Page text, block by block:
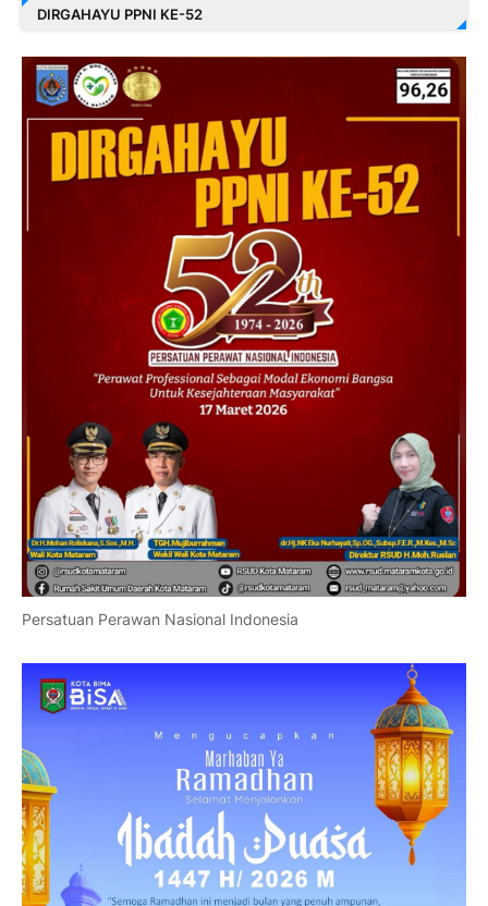
DIRGAHAYU PPNI KE-52
Persatuan Perawan Nasional Indonesia